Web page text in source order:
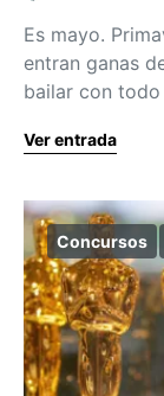
Es mayo.
entran ganas
bailar con
Ver entrada
Concursos